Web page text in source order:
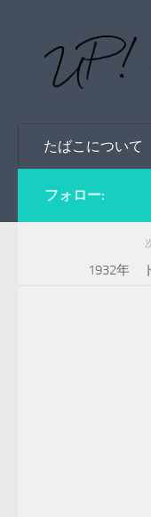
たばこについて
フォロー:
1932年